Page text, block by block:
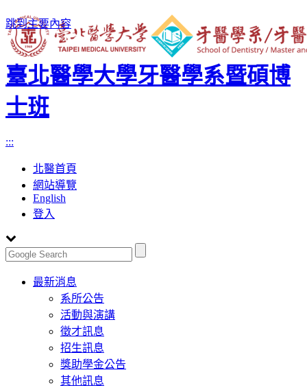
跳到主要內容
臺北醫學大學牙醫學系暨碩博
士班
:::
北醫首頁
網站導覽
English
登入
Toggle
navigation
最新消息
系所公告
活動與演講
徵才訊息
招生訊息
獎助學金公告
其他訊息